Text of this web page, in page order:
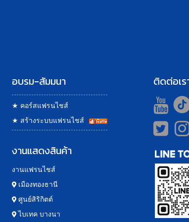
อบรม-สัมมนา
★ คอร์สแฟรนไชส์
★ สร้างระบบแฟรนไชส์
งานแสดงสินค้า
งานแฟรนไชส์
เมืองทองธานี
ศูนย์สิริกิตต์
ไบเทค บางนา
ติดต่อเร